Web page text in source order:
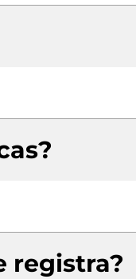
registra?